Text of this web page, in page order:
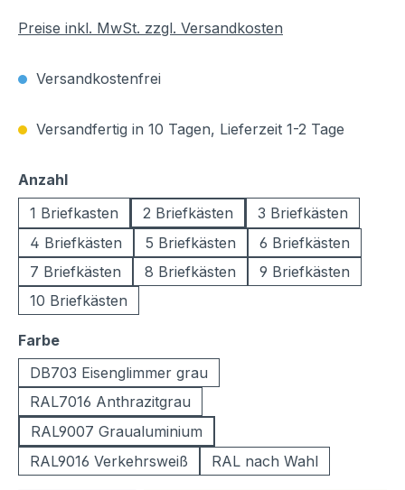
Preise inkl. MwSt. zzgl. Versandkosten
Versandkostenfrei
Versandfertig in 10 Tagen, Lieferzeit 1-2 Tage
Anzahlauswählen
1 Briefkasten
2 Briefkästen
3 Briefkästen
4 Briefkästen
5 Briefkästen
6 Briefkästen
7 Briefkästen
8 Briefkästen
9 Briefkästen
10 Briefkästen
Farbeauswählen
DB703 Eisenglimmer grau
RAL7016 Anthrazitgrau
RAL9007 Graualuminium
RAL9016 Verkehrsweiß
RAL nach Wahl